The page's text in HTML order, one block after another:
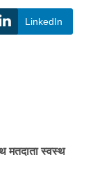
LinkedIn
मतदाता स्वस्थ